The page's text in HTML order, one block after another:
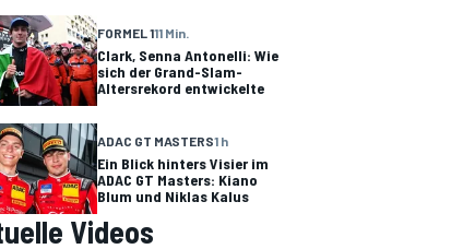
FORMEL 111 Min.
Clark, Senna Antonelli: Wie
sich der Grand-Slam-
Altersrekord entwickelte
ADAC GT MASTERS1 h
Ein Blick hinters Visier im
ADAC GT Masters: Kiano
Blum und Niklas Kalus
Videos